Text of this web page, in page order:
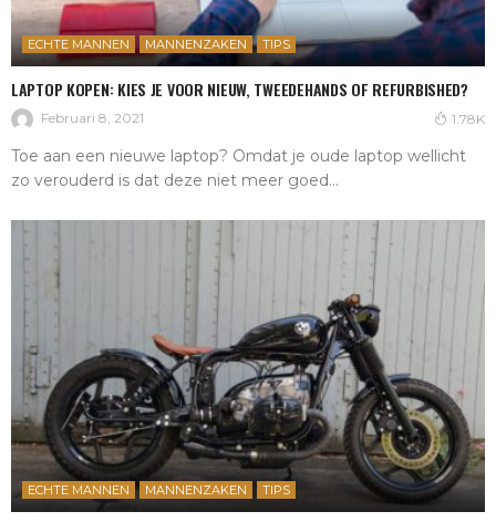
ECHTE MANNEN MANNENZAKEN TIPS
LAPTOP KOPEN: KIES JE VOOR NIEUW, TWEEDEHANDS OF REFURBISHED?
Februari 8, 2021 1.78K
Toe aan een nieuwe laptop? Omdat je oude laptop wellicht
zo verouderd is dat deze niet meer goed...
ECHTE MANNEN MANNENZAKEN TIPS